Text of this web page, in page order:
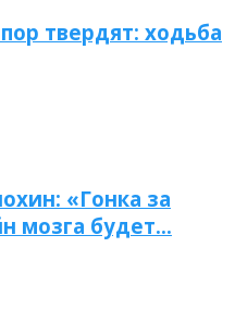
твердят: ходьба
«Гонка за
мозга будет…